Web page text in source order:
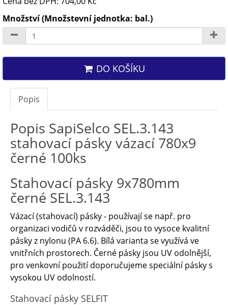
Množství (Množstevní jednotka: bal.)
DO KOŠÍKU
Popis
Popis SapiSelco SEL.3.143
stahovací pásky vázací 780x9
černé 100ks
Stahovací pásky 9x780mm
černé SEL.3.143
Vázací (stahovací) pásky - používají se např. pro
organizaci vodičů v rozváděči, jsou to vysoce kvalitní
pásky z nylonu (PA 6.6). Bílá varianta se využívá ve
vnitřních prostorech. Černé pásky jsou UV odolnější,
pro venkovní použití doporučujeme speciální pásky s
vysokou UV odolností.
Stahovací pásky SELFIT